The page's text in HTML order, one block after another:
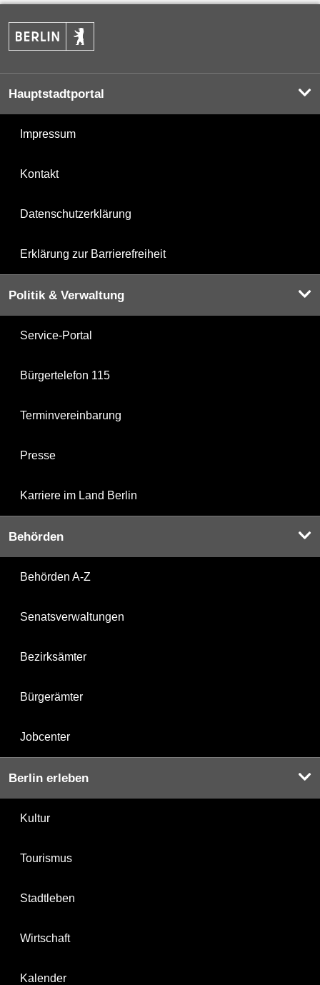
Hauptstadtportal
Impressum
Kontakt
Datenschutzerklärung
Erklärung zur Barrierefreiheit
Politik & Verwaltung
Service-Portal
Bürgertelefon 115
Terminvereinbarung
Presse
Karriere im Land Berlin
Behörden
Behörden A-Z
Senatsverwaltungen
Bezirksämter
Bürgerämter
Jobcenter
Berlin erleben
Kultur
Tourismus
Stadtleben
Wirtschaft
Kalender